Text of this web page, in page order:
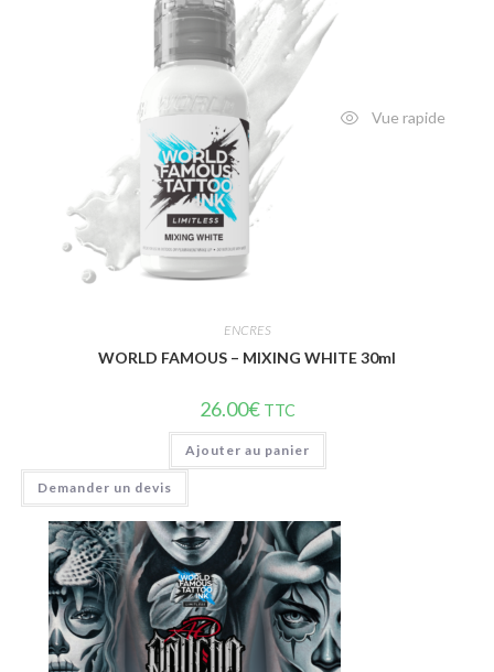
Vue rapide
ENCRES
WORLD FAMOUS – MIXING WHITE 30ml
26.00€ TTC
Ajouter au panier
Demander un devis